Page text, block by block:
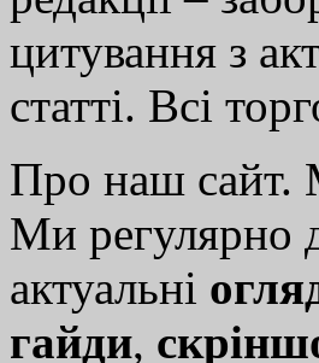
цитування з
статті. Всі
Про наш
Ми регулярно
актуальні
гайди,